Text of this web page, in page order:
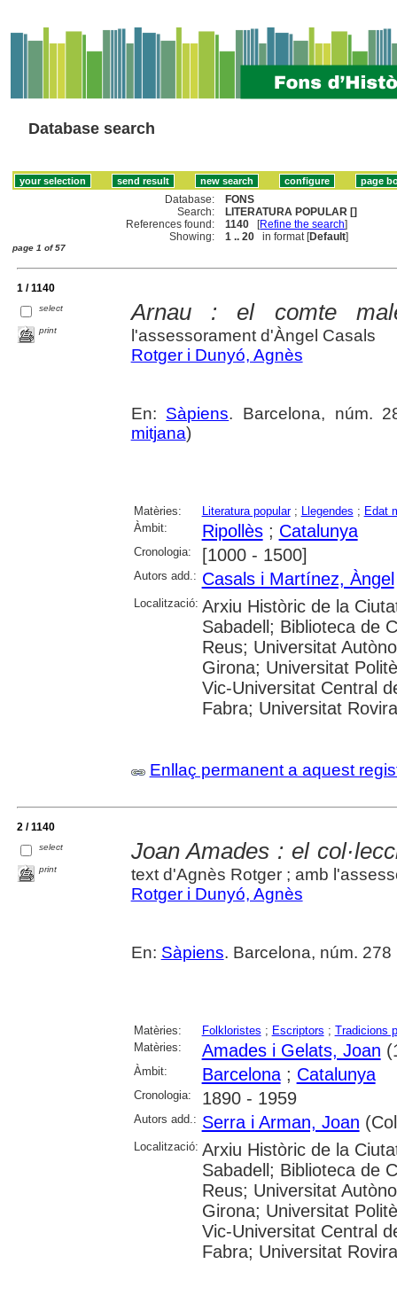
Database search
Database:
FONS
Search:
LITERATURA POPULAR []
References found:
1140 [Refine the search]
Showing:
1 .. 20 in format [Default]
page 1 of 57
1 / 1140
select
print
Arnau : el comte
l'assessorament d'Àngel Casals
Rotger i Dunyó, Agnès
En: Sàpiens. Barcelona, núm.
mitjana)
Matèries: Literatura popular; Llegendes ; Edat
Àmbit:
Ripollès; Catalunya
Cronologia: [1000 - 1500]
Autors add.: Casals i Martínez, Àngel
Localització: Arxiu Històric de la
Sabadell; Biblioteca de
Reus; Universitat
Girona; Universitat
Vic-Universitat Central
Fabra; Universitat
Enllaç permanent a aquest
2 / 1140
select
print
Joan Amades : el
text d'Agnès Rotger ; amb
Rotger i Dunyó, Agnès
En: Sàpiens. Barcelona, núm.
Matèries: Folkloristes ; Escriptors ; Tradicions
Matèries:
Amades i Gelats, Joan
Àmbit: Barcelona; Catalunya
Cronologia: 1890 - 1959
Autors add.: Serra i Arman, Joan
Localització: Arxiu Històric de la
Sabadell; Biblioteca de
Reus; Universitat
Girona; Universitat
Vic-Universitat Central
Fabra; Universitat